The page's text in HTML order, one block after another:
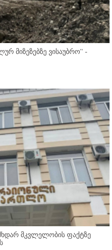
მიზეზებზე ვისაუბრო'' -
მკვლელობის ფაქტზე